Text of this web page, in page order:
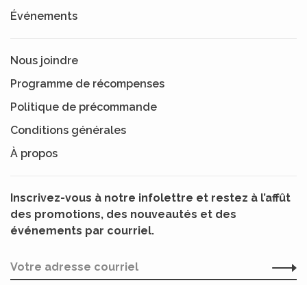
Événements
Nous joindre
Programme de récompenses
Politique de précommande
Conditions générales
À propos
Inscrivez-vous à notre infolettre et restez à l’affût
des promotions, des nouveautés et des
événements par courriel.